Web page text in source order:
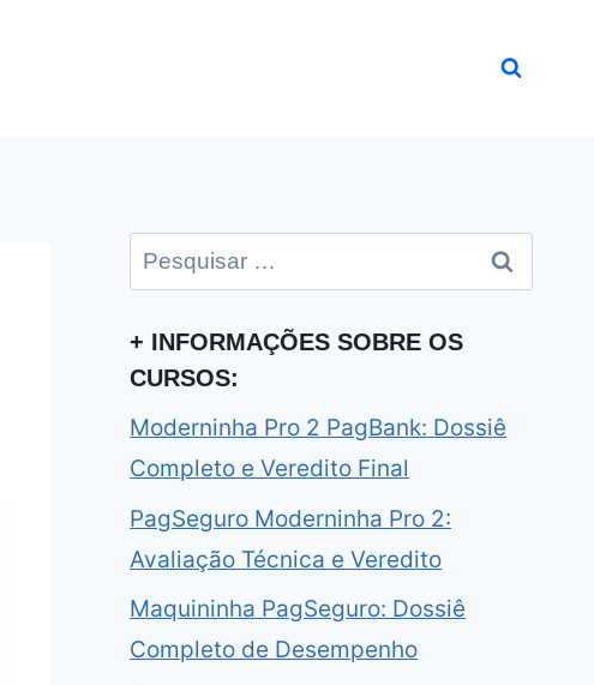
Pesquisar
por:
+ INFORMAÇÕES SOBRE OS
CURSOS:
Moderninha Pro 2 PagBank: Dossiê
Completo e Veredito Final
PagSeguro Moderninha Pro 2:
Avaliação Técnica e Veredito
Maquininha PagSeguro: Dossiê
Completo de Desempenho